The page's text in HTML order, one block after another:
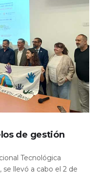
de gestión
Tecnológica
se llevó a cabo el 2 de